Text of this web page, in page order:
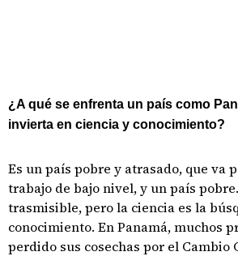
¿A qué se enfrenta un país como
invierta en ciencia y conocimiento?
Es un país pobre y atrasado, que va
trabajo de bajo nivel, y un país
trasmisible, pero la ciencia es la
conocimiento. En Panamá, muchos
perdido sus cosechas por el Cambio